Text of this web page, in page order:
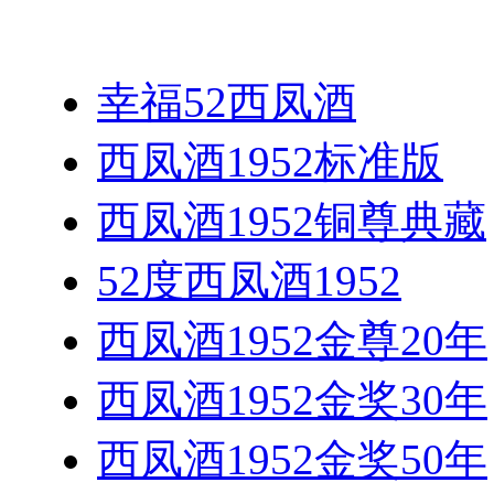
幸福52西凤酒
西凤酒1952标准版
西凤酒1952铜尊典藏
52度西凤酒1952
西凤酒1952金尊20年
西凤酒1952金奖30年
西凤酒1952金奖50年